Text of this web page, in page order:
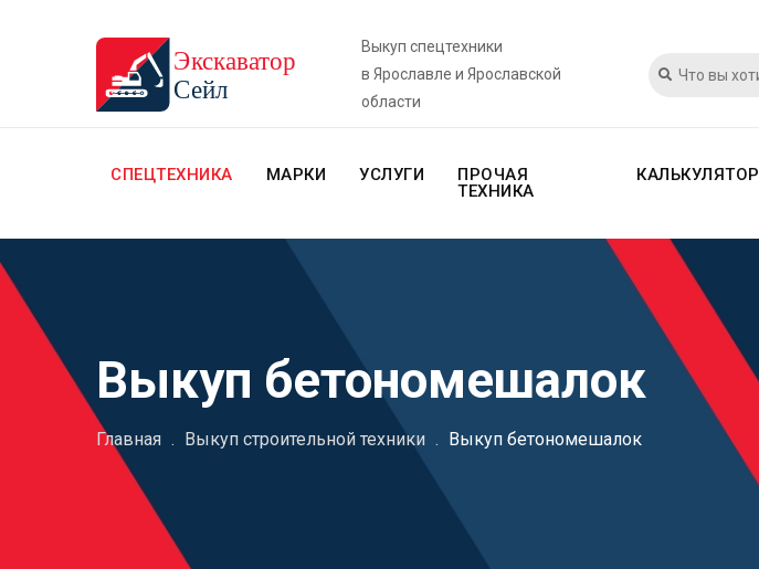
Выкуп спецтехники
в Ярославле и Ярославской
области
СПЕЦТЕХНИКА МАРКИ УСЛУГИ
ПРОЧАЯ
ТЕХНИКА
КАЛЬКУЛЯТОР
Выкуп бетономешалок
Главная . Выкуп строительной техники . Выкуп бетономешалок